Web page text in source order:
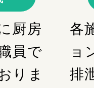
厨房
員で
りま
各
ョ
排